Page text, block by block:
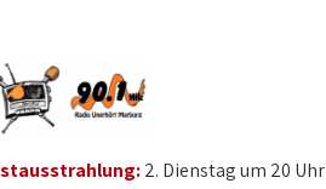
2. Dienstag um 20 Uhr